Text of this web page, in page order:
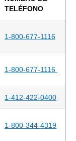
TELÉFONO
1-800-677-1116
1-800-677-1116
1-412-422-0400
1-800-344-4319